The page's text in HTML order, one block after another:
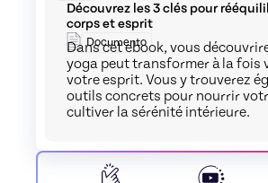
Découvrez les 3 clés pour
corps et esprit
Documento
Dans cet ebook, vous
yoga peut transformer à la fois
votre esprit. Vous y trouverez
outils concrets pour nourrir
cultiver la sérénité intérieure.